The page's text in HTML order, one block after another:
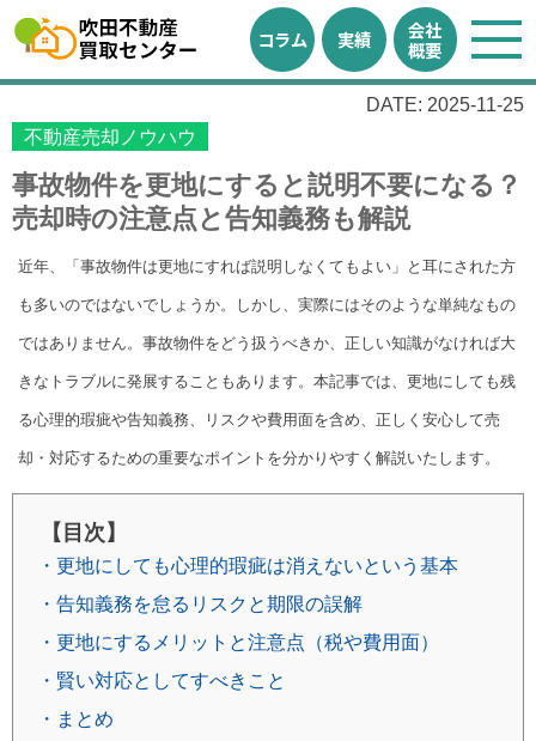
コラム 実績
会社
概要
DATE: 2025-11-25
不動産売却ノウハウ
事故物件を更地にすると説明不要になる？
売却時の注意点と告知義務も解説
近年、「事故物件は更地にすれば説明しなくてもよい」と耳にされた方
も多いのではないでしょうか。しかし、実際にはそのような単純なもの
ではありません。事故物件をどう扱うべきか、正しい知識がなければ大
きなトラブルに発展することもあります。本記事では、更地にしても残
る心理的瑕疵や告知義務、リスクや費用面を含め、正しく安心して売
却・対応するための重要なポイントを分かりやすく解説いたします。
【目次】
・更地にしても心理的瑕疵は消えないという基本
・告知義務を怠るリスクと期限の誤解
・更地にするメリットと注意点（税や費用面）
・賢い対応としてすべきこと
・まとめ